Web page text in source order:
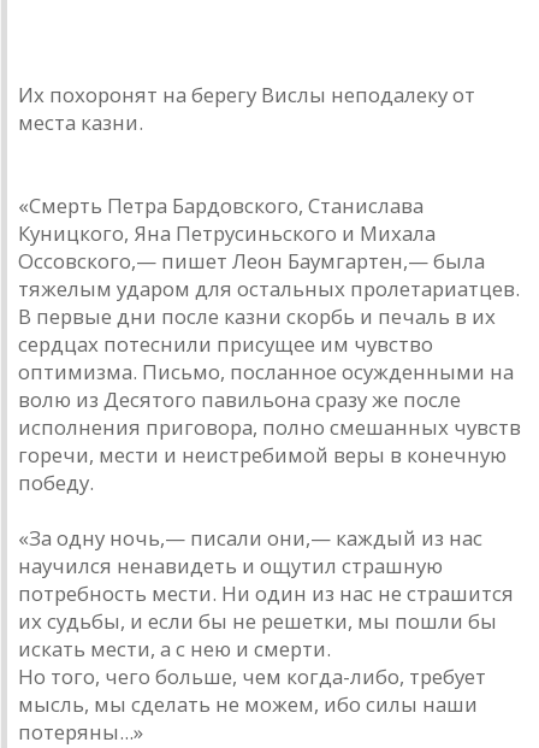
Их похоронят на берегу Вислы неподалеку от
места казни.
«Смерть Петра Бардовского, Станислава
Куницкого, Яна Петрусиньского и Михала
Оссовского,— пишет Леон Баумгартен,— была
тяжелым ударом для остальных пролетариатцев.
В первые дни после казни скорбь и печаль в их
сердцах потеснили присущее им чувство
оптимизма. Письмо, посланное осужденными на
волю из Десятого павильона сразу же после
исполнения приговора, полно смешанных чувств
горечи, мести и неистребимой веры в конечную
победу.
«За одну ночь,— писали они,— каждый из нас
научился ненавидеть и ощутил страшную
потребность мести. Ни один из нас не страшится
их судьбы, и если бы не решетки, мы пошли бы
искать мести, а с нею и смерти.
Но того, чего больше, чем когда-либо, требует
мысль, мы сделать не можем, ибо силы наши
потеряны...»